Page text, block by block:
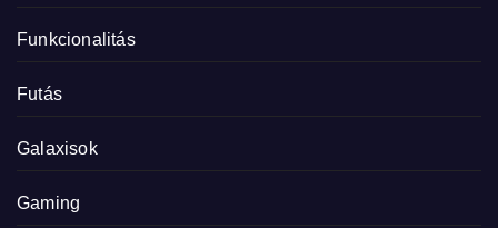
Funkcionalitás
Futás
Galaxisok
Gaming